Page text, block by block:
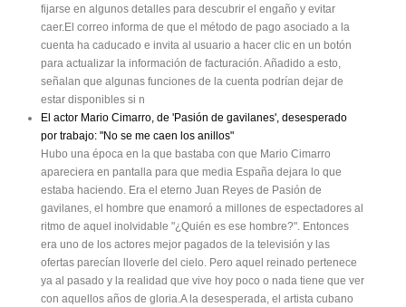
FO
DVBOEPBDBCFMBMFHJTMBUVSB
1¦(*/"
fijarse en algunos detalles para descubrir el engaño y evitar
caer.El correo informa de que el método de pago asociado a la
cuenta ha caducado e invita al usuario a hacer clic en un botón
para actualizar la información de facturación. Añadido a esto,
señalan que algunas funciones de la cuenta podrían dejar de
estar disponibles si n
El actor Mario Cimarro, de 'Pasión de gavilanes', desesperado
por trabajo: "No se me caen los anillos"
Hubo una época en la que bastaba con que Mario Cimarro
apareciera en pantalla para que media España dejara lo que
estaba haciendo. Era el eterno Juan Reyes de Pasión de
gavilanes, el hombre que enamoró a millones de espectadores al
ritmo de aquel inolvidable "¿Quién es ese hombre?". Entonces
era uno de los actores mejor pagados de la televisión y las
ofertas parecían lloverle del cielo. Pero aquel reinado pertenece
ya al pasado y la realidad que vive hoy poco o nada tiene que ver
con aquellos años de gloria.A la desesperada, el artista cubano